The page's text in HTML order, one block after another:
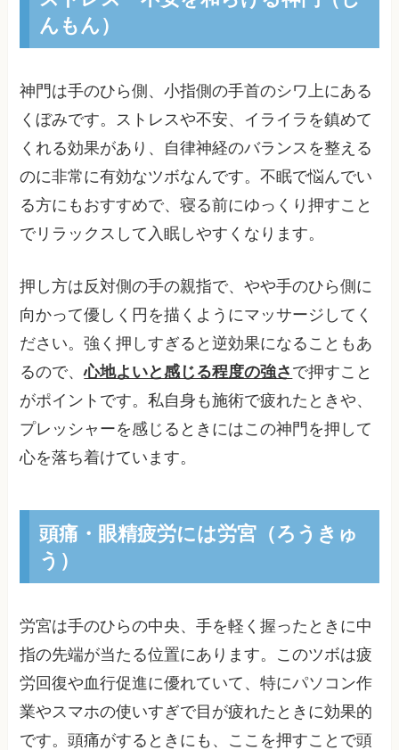
んもん）
神門は手のひら側、小指側の手首のシワ上にある
くぼみです。ストレスや不安、イライラを鎮めて
くれる効果があり、自律神経のバランスを整える
のに非常に有効なツボなんです。不眠で悩んでい
る方にもおすすめで、寝る前にゆっくり押すこと
でリラックスして入眠しやすくなります。
押し方は反対側の手の親指で、やや手のひら側に
向かって優しく円を描くようにマッサージしてく
ださい。強く押しすぎると逆効果になることもあ
るので、心地よいと感じる程度の強さ で押すこと
がポイントです。私自身も施術で疲れたときや、
プレッシャーを感じるときにはこの神門を押して
心を落ち着けています。
頭痛・眼精疲労には労宮（ろうきゅ
う）
労宮は手のひらの中央、手を軽く握ったときに中
指の先端が当たる位置にあります。このツボは疲
労回復や血行促進に優れていて、特にパソコン作
業やスマホの使いすぎで目が疲れたときに効果的
です。頭痛がするときにも、ここを押すことで頭